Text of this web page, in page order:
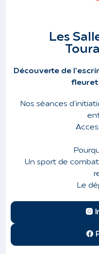
Les
Découverte de
fleuret
Nos séances
Un sport de
Le